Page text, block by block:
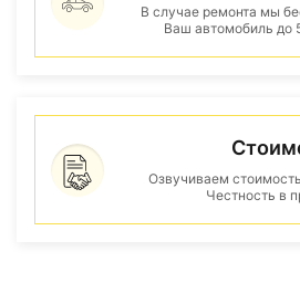
В случае ремонта мы
Ваш автомобиль
Озвучиваем
Честность в